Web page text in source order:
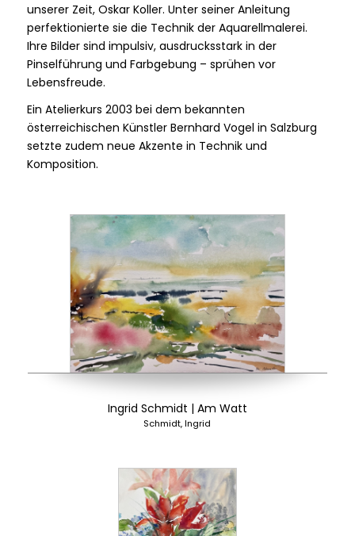
unserer Zeit, Oskar Koller. Unter seiner Anleitung
perfektionierte sie die Technik der Aquarellmalerei.
Ihre Bilder sind impulsiv, ausdrucksstark in der
Pinselführung und Farbgebung – sprühen vor
Lebensfreude.
Ein Atelierkurs 2003 bei dem bekannten
österreichischen Künstler Bernhard Vogel in Salzburg
setzte zudem neue Akzente in Technik und
Komposition.
Ingrid Schmidt | Am Watt
Schmidt, Ingrid